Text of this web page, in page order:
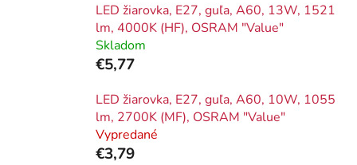
LED žiarovka, E27, guľa, A60, 13W, 1521
lm, 4000K (HF), OSRAM "Value"
Skladom
€5,77
LED žiarovka, E27, guľa, A60, 10W, 1055
lm, 2700K (MF), OSRAM "Value"
Vypredané
€3,79